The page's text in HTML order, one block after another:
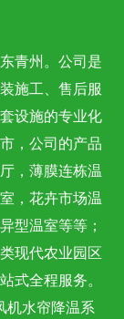
青州。公司是
施工、售后服
设施的专业化
，公司的产品
，薄膜连栋温
，花卉市场温
型温室等等；
现代农业园区
式全程服务。
机水帘降温系